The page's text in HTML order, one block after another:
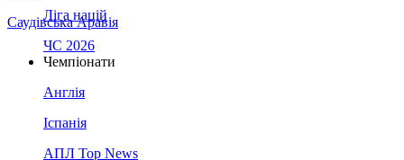
Саудівська Аравія
Ліга націй
ЧС 2026
Чемпіонати
Англія
Іспанія
АПЛ Top News